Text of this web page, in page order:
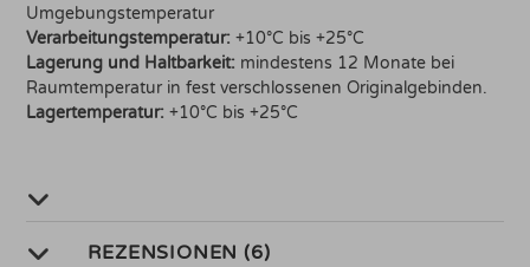
Umgebungstemperatur
Verarbeitungstemperatur: +10°C bis +25°C
Lagerung und Haltbarkeit: mindestens 12 Monate bei
Raumtemperatur in fest verschlossenen Originalgebinden.
Lagertemperatur: +10°C bis +25°C
REZENSIONEN (6)